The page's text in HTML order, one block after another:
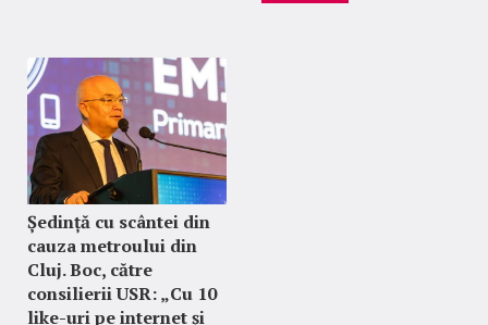
Ședință cu scântei din
cauza metroului din
Cluj. Boc, către
consilierii USR: „Cu 10
like-uri pe internet și